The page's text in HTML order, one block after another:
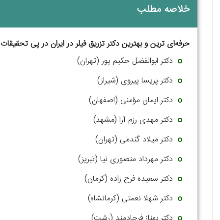
خلاصه مطلب
حرفه‌ای ترین و بهترین دکتر تزریق فیلر در ایران در پی
دکتر ابوالفضل حکیم پور (تهران)
دکتر پریسا پیروی (شیراز)
دکتر ایمان مؤمنی (اصفهان)
دکتر مهدی رزم آرا (مشهد)
دکتر میلاد گندمی (تهران)
دکتر مهرداد منصوری نیا (تبریز)
دکتر سعیده فرج زاده (کرمان)
دکتر شهلا نعمتی (کرمانشاه)